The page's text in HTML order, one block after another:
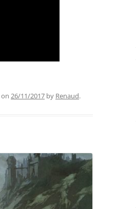
on 26/11/2017 by Renaud.